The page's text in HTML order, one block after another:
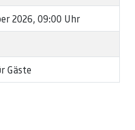
2026, 09:00 Uhr
Gäste